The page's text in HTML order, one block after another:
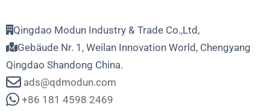
Qingdao Modun Industry & Trade Co.,Ltd,
Gebäude Nr. 1, Weilan Innovation World, Chengyang
Qingdao Shandong China.
ads@qdmodun.com
+86 181 4598 2469